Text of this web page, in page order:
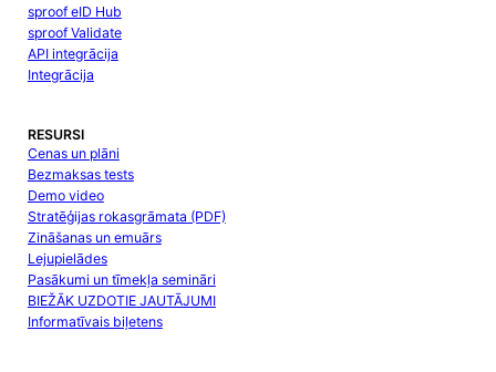
sproof eID Hub
sproof Validate
API integrācija
Integrācija
RESURSI
Cenas un plāni
Bezmaksas tests
Demo video
Stratēģijas rokasgrāmata (PDF)
Zināšanas un emuārs
Lejupielādes
Pasākumi un tīmekļa semināri
BIEŽĀK UZDOTIE JAUTĀJUMI
Informatīvais biļetens